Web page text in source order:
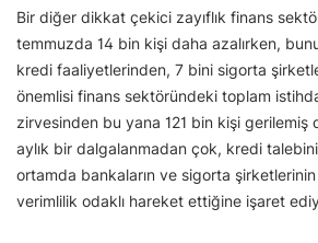
Bir diğer dikkat çekici zayıflık finans
temmuzda 14 bin kişi daha azalırken,
kredi faaliyetlerinden, 7 bini sigorta
önemlisi finans sektöründeki toplam
zirvesinden bu yana 121 bin kişi gerilemiş
aylık bir dalgalanmadan çok, kredi
ortamda bankaların ve sigorta
verimlilik odaklı hareket ettiğine işaret